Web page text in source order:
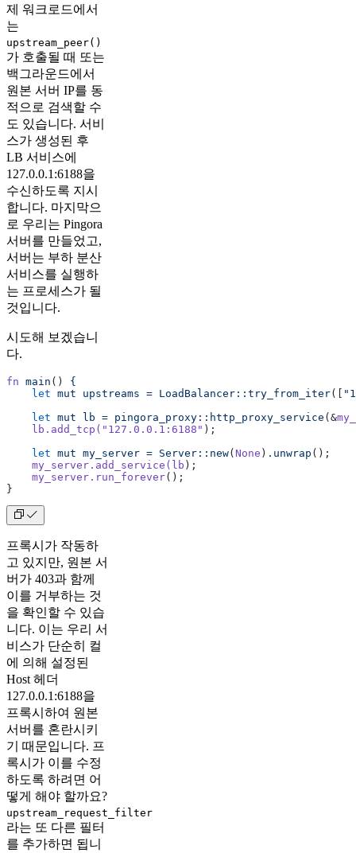
제 워크로드에서
는
upstream_peer()
가 호출될 때 또는
백그라운드에서
원본 서버 IP를 동
적으로 검색할 수
도 있습니다. 서비
스가 생성된 후
LB 서비스에
127.0.0.1:6188을
수신하도록 지시
합니다. 마지막으
로 우리는 Pingora
서버를 만들었고,
서버는 부하 분산
서비스를 실행하
는 프로세스가 될
것입니다.
시도해 보겠습니
다.
fn main () {
    let
mut upstreams = LoadBalancer::try_from_iter([
    let
mut lb = pingora_proxy::http_proxy_service (&
    lb.add_tcp(
"127.0.0.1:6188" );
    let
mut my_server = Server::new(None ) .unwrap ();
    my_server.add_service(lb
);
    my_server.run_forever
();
}
프록시가 작동하
고 있지만, 원본 서
버가 403과 함께
이를 거부하는 것
을 확인할 수 있습
니다. 이는 우리 서
비스가 단순히 컬
에 의해 설정된
Host 헤더
127.0.0.1:6188을
프록시하여 원본
서버를 혼란시키
기 때문입니다. 프
록시가 이를 수정
하도록 하려면 어
떻게 해야 할까요?
upstream_request_filter
라는 또 다른 필터
를 추가하면 됩니